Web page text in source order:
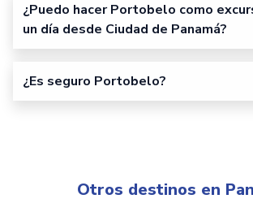
¿Puedo hacer Portobelo como
un día desde Ciudad de Panamá?
¿Es seguro Portobelo?
Otros destinos en